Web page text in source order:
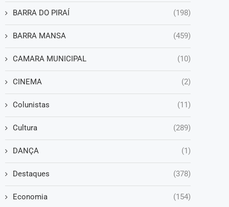
BARRA DO PIRAÍ (198)
BARRA MANSA (459)
CAMARA MUNICIPAL (10)
CINEMA (2)
Colunistas (11)
Cultura (289)
DANÇA (1)
Destaques (378)
Economia (154)